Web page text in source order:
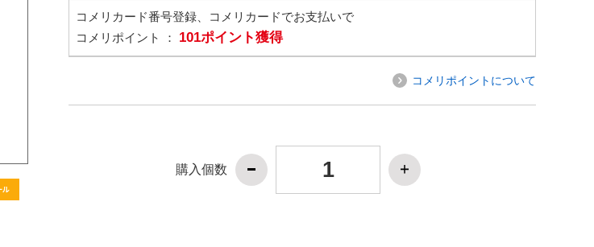
コメリカード番号登録、コメリカードでお支払いで
コメリポイント ： 101ポイント獲得
コメリポイントについて
購入個数